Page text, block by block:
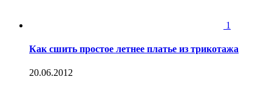
1
Как сшить простое летнее платье из трикотажа
20.06.2012